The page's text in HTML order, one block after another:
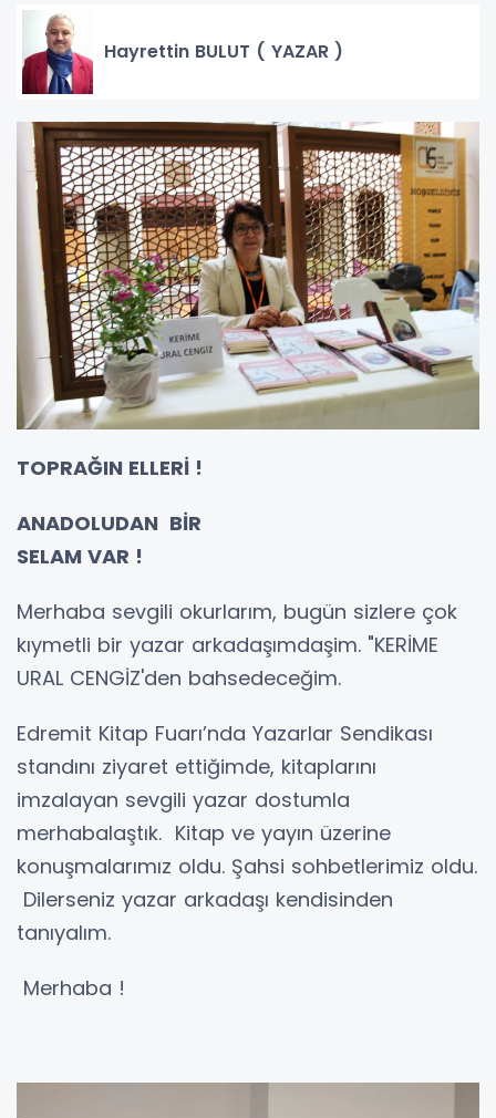
Hayrettin BULUT ( YAZAR )
TOPRAĞIN ELLERİ !
ANADOLUDAN BİR
SELAM VAR !
Merhaba sevgili okurlarım, bugün sizlere çok
kıymetli bir yazar arkadaşımdaşim. "KERİME
URAL CENGİZ'den bahsedeceğim.
Edremit Kitap Fuarı’nda Yazarlar Sendikası
standını ziyaret ettiğimde, kitaplarını
imzalayan sevgili yazar dostumla
merhabalaştık. Kitap ve yayın üzerine
konuşmalarımız oldu. Şahsi sohbetlerimiz oldu.
Dilerseniz yazar arkadaşı kendisinden
tanıyalım.
Merhaba !